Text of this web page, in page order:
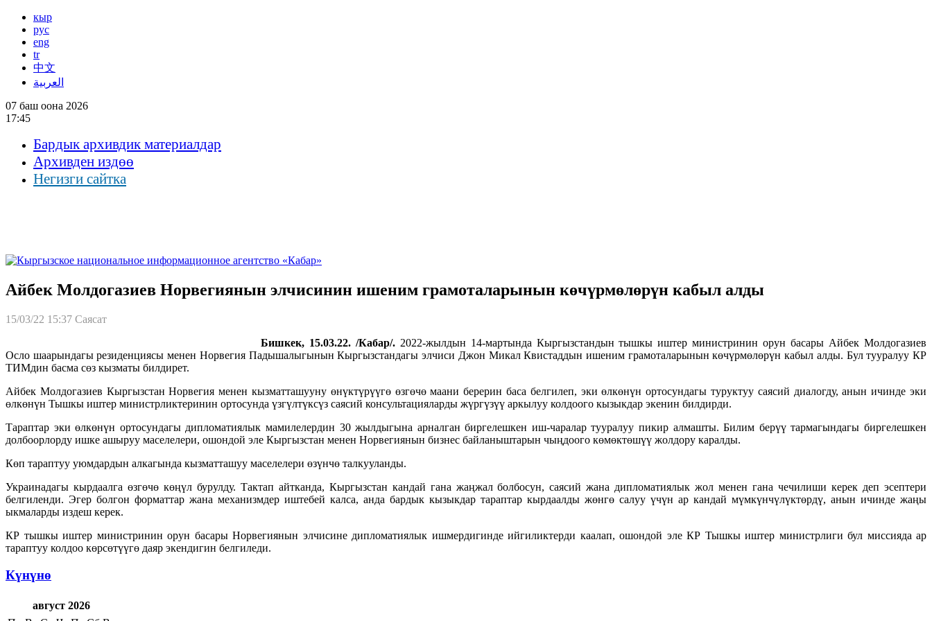
кыр
рус
eng
tr
中文
العربية
07 баш оона 2026
17:45
Бардык архивдик материалдар
Архивден издөө
Негизги сайтка
Айбек Молдогазиев Норвегиянын элчисинин ишеним грамоталарынын көчүрмөлөрүн кабыл алды
15/03/22 15:37 Саясат
Бишкек, 15.03.22. /Кабар/. 2022-жылдын 14-мартында Кыргызстандын тышкы иштер министринин орун басары Айбек Молдогазиев
Осло шаарындагы резиденциясы менен Норвегия Падышалыгынын Кыргызстандагы элчиси Джон Микал Квистаддын ишеним грамоталарынын көчүрмөлөрүн кабыл алды. Бул тууралуу КР
ТИМдин басма сөз кызматы билдирет.
Айбек Молдогазиев Кыргызстан Норвегия менен кызматташууну өнүктүрүүгө өзгөчө маани берерин баса белгилеп, эки өлкөнүн ортосундагы туруктуу саясий диалогду, анын ичинде эки
өлкөнүн Тышкы иштер министрликтеринин ортосунда үзгүлтүксүз саясий консультацияларды жүргүзүү аркылуу колдоого кызыкдар экенин билдирди.
Тараптар эки өлкөнүн ортосундагы дипломатиялык мамилелердин 30 жылдыгына арналган биргелешкен иш-чаралар тууралуу пикир алмашты. Билим берүү тармагындагы биргелешкен
долбоорлорду ишке ашыруу маселелери, ошондой эле Кыргызстан менен Норвегиянын бизнес байланыштарын чыңдоого көмөктөшүү жолдору каралды.
Көп тараптуу уюмдардын алкагында кызматташуу маселелери өзүнчө талкууланды.
Украинадагы кырдаалга өзгөчө көңүл бурулду. Тактап айтканда, Кыргызстан кандай гана жаңжал болбосун, саясий жана дипломатиялык жол менен гана чечилиши керек деп эсептери
белгиленди. Эгер болгон форматтар жана механизмдер иштебей калса, анда бардык кызыкдар тараптар кырдаалды жөнгө салуу үчүн ар кандай мүмкүнчүлүктөрдү, анын ичинде жаңы
ыкмаларды издеш керек.
КР тышкы иштер министринин орун басары Норвегиянын элчисине дипломатиялык ишмердигинде ийгиликтерди каалап, ошондой эле КР Тышкы иштер министрлиги бул миссияда ар
тараптуу колдоо көрсөтүүгө даяр экендигин белгиледи.
Күнүнө
август 2026